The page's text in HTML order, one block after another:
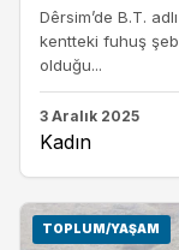
Dêrsim’de B.T.
kentteki fuhuş
olduğu...
3 Aralık 2025
Kadın
TOPLUM/YAŞAM